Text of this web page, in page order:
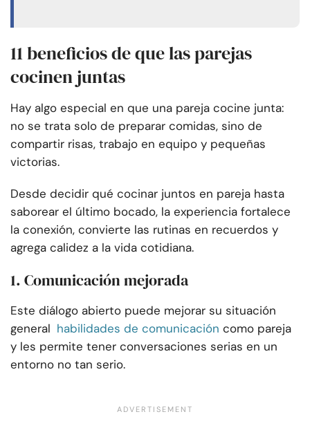
11 beneficios de que las parejas
cocinen juntas
Hay algo especial en que una pareja cocine junta:
no se trata solo de preparar comidas, sino de
compartir risas, trabajo en equipo y pequeñas
victorias.
Desde decidir qué cocinar juntos en pareja hasta
saborear el último bocado, la experiencia fortalece
la conexión, convierte las rutinas en recuerdos y
agrega calidez a la vida cotidiana.
1. Comunicación mejorada
Este diálogo abierto puede mejorar su situación
general habilidades de comunicación como pareja
y les permite tener conversaciones serias en un
entorno no tan serio.